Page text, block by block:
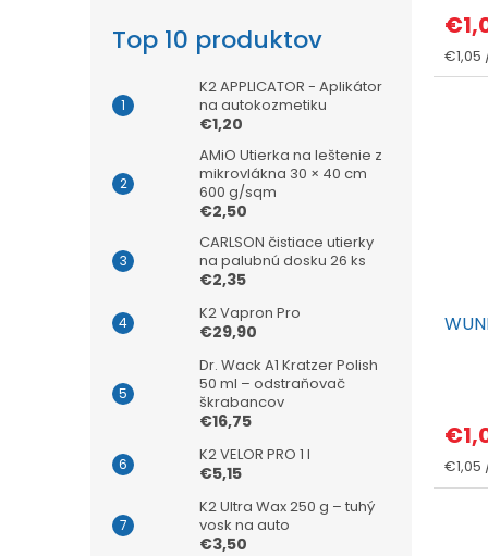
Top 10 produktov
K2 APPLICATOR - Aplikátor
na autokozmetiku
€1,20
AMiO Utierka na leštenie z
mikrovlákna 30 × 40 cm
600 g/sqm
€2,50
CARLSON čistiace utierky
na palubnú dosku 26 ks
€2,35
K2 Vapron Pro
€29,90
Dr. Wack A1 Kratzer Polish
50 ml – odstraňovač
škrabancov
€16,75
K2 VELOR PRO 1 l
€5,15
K2 Ultra Wax 250 g – tuhý
vosk na auto
€3,50
cena:
€1,05
cena:
€1,05